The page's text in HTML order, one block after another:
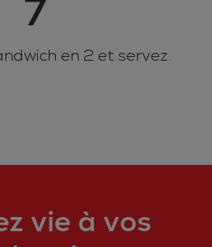
7
en 2 et servez.
vie à vos